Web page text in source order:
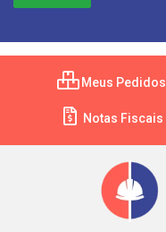
Meus Pedidos
Notas Fiscais